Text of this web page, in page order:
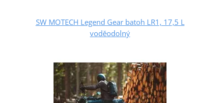
SW MOTECH Legend Gear batoh LR1, 17,5 L
voděodolný